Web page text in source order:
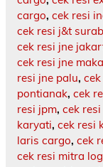
cargo, cek resi
cek resi j&t
cek resi jne
cek resi jne
resi jne palu,
pontianak, cek
resi jpm, cek
karyati, cek resi
laris cargo, cek
cek resi mitra